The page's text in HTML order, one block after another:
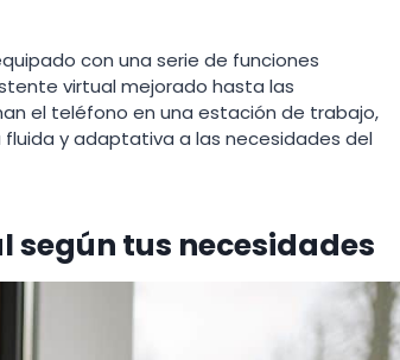
con una serie de funciones
virtual mejorado hasta las
el teléfono en una estación de trabajo,
y adaptativa a las necesidades del
según tus necesidades